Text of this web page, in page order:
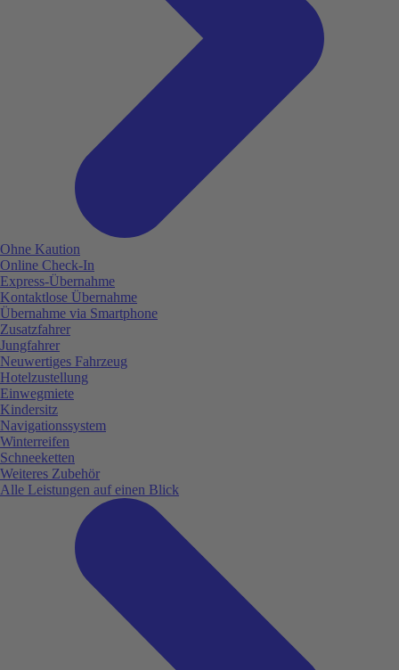
Ohne Kaution
Online Check-In
Express-Übernahme
Kontaktlose Übernahme
Übernahme via Smartphone
Zusatzfahrer
Jungfahrer
Neuwertiges Fahrzeug
Hotelzustellung
Einwegmiete
Kindersitz
Navigationssystem
Winterreifen
Schneeketten
Weiteres Zubehör
Alle Leistungen auf einen Blick